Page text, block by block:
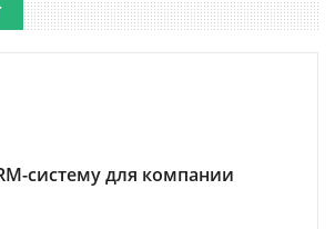
систему для компании